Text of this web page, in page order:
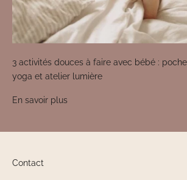
3 activités douces à faire avec bébé :
yoga et atelier lumière
En savoir plus
Contact